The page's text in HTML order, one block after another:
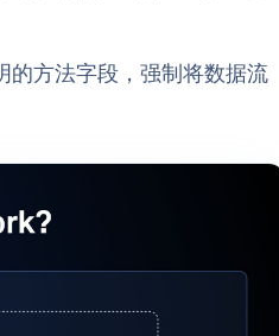
的方法字段，强制将数据流